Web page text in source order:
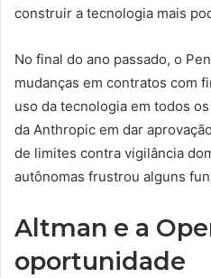
construir a tecnologia mais
No final do ano passado, o
mudanças em contratos com
uso da tecnologia em todos
da Anthropic em dar
de limites contra vigilância
autônomas frustrou alguns
Altman e a
oportunidade